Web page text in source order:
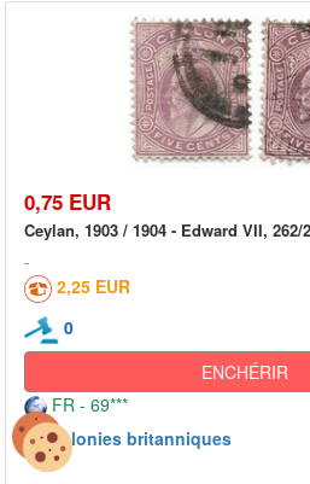
0,75 EUR
Ceylan, 1903 / 1904 - Edward VII, 262/
2,25 EUR
0
ENCHÉRIR
FR - 69***
Colonies britanniques